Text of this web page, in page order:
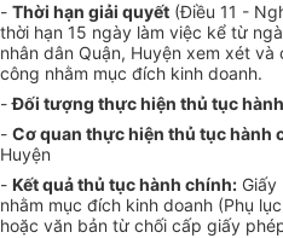
- Thời hạn giải quyết (Điều 11 -
thời hạn 15 ngày làm việc kể từ
nhân dân Quận, Huyện xem xét
công nhằm mục đích kinh doanh.
-Đối tượng thực hiện thủ tục
- Cơ quan thực hiện thủ tục hành
Huyện
- Kết quả thủ tục hành chính:
nhằm mục đích kinh doanh (Phụ
hoặc văn bản từ chối cấp giấy